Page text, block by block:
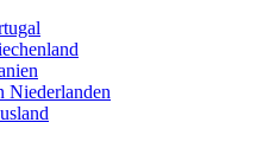
Niederlanden